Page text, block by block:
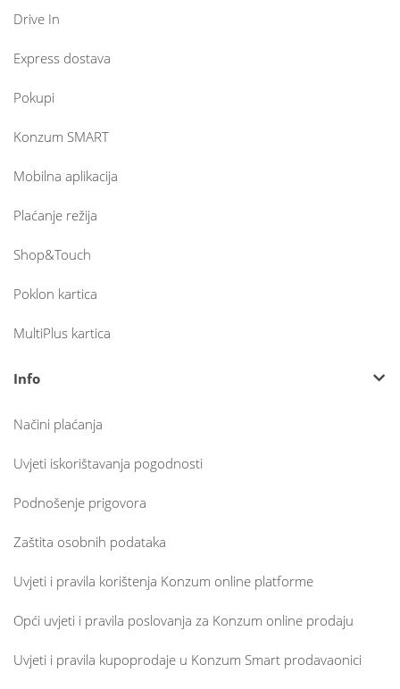
Drive In
Express dostava
Pokupi
Konzum SMART
Mobilna aplikacija
Plaćanje režija
Shop&Touch
Poklon kartica
MultiPlus kartica
Info
Načini plaćanja
Uvjeti iskorištavanja pogodnosti
Podnošenje prigovora
Zaštita osobnih podataka
Uvjeti i pravila korištenja Konzum online platforme
Opći uvjeti i pravila poslovanja za Konzum online prodaju
Uvjeti i pravila kupoprodaje u Konzum Smart prodavaonici